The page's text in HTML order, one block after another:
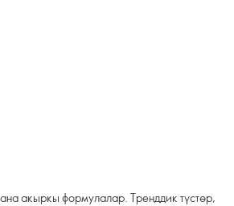
акыркы формулалар. Тренддик түстөр,